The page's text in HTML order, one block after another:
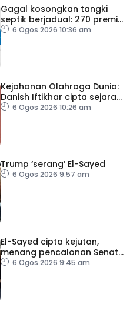
Gagal kosongkan tangki
septik berjadual: 270 premis
dikenakan notis pematuhan
6 Ogos 2026 10:36 am
Kejohanan Olahraga Dunia:
Danish Iftikhar cipta sejarah
mara ke final 100m
6 Ogos 2026 10:26 am
Trump ‘serang’ El-Sayed
6 Ogos 2026 9:57 am
El-Sayed cipta kejutan,
menang pencalonan Senat
AS di Michigan
6 Ogos 2026 9:45 am